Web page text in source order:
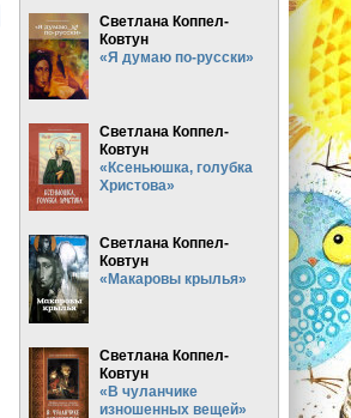
Светлана Коппел-
Ковтун
«Я думаю по-русски»
Светлана Коппел-
Ковтун
«Ксеньюшка, голубка
Христова»
Светлана Коппел-
Ковтун
«Макаровы крылья»
Светлана Коппел-
Ковтун
«В чуланчике
изношенных вещей»